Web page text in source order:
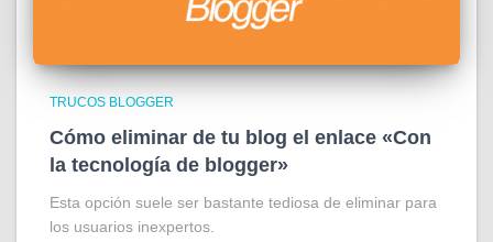
TRUCOS BLOGGER
Cómo eliminar de tu blog el enlace «Con
la tecnología de blogger»
Esta opción suele ser bastante tediosa de eliminar para
los usuarios inexpertos.